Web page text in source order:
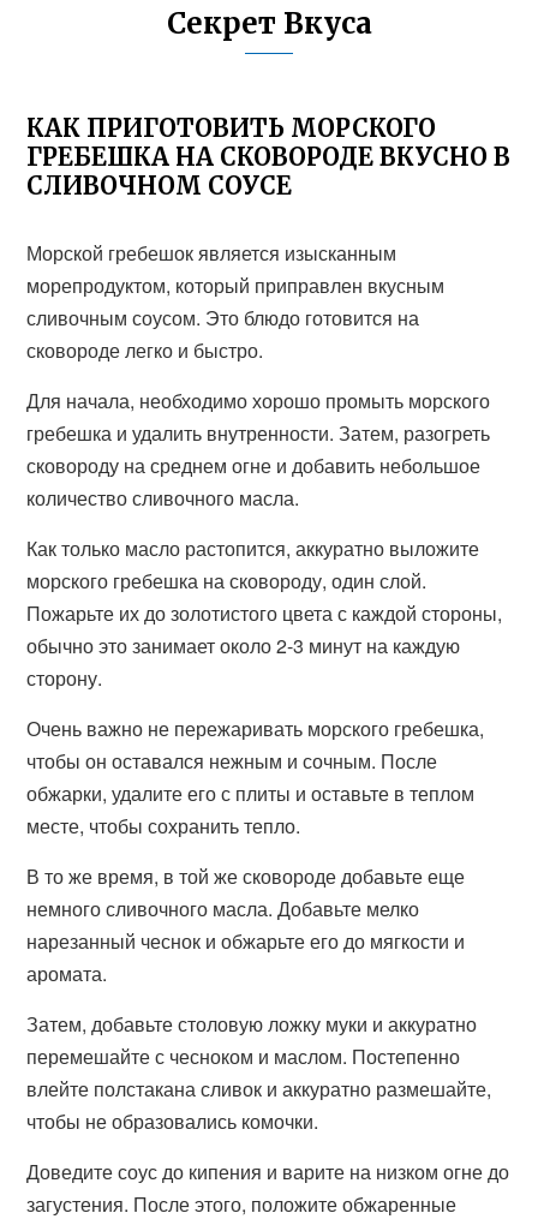
Секрет Вкуса
КАК ПРИГОТОВИТЬ МОРСКОГО
ГРЕБЕШКА НА СКОВОРОДЕ ВКУСНО В
СЛИВОЧНОМ СОУСЕ
Морской гребешок является изысканным
морепродуктом, который приправлен вкусным
сливочным соусом. Это блюдо готовится на
сковороде легко и быстро.
Для начала, необходимо хорошо промыть морского
гребешка и удалить внутренности. Затем, разогреть
сковороду на среднем огне и добавить небольшое
количество сливочного масла.
Как только масло растопится, аккуратно выложите
морского гребешка на сковороду, один слой.
Пожарьте их до золотистого цвета с каждой стороны,
обычно это занимает около 2-3 минут на каждую
сторону.
Очень важно не пережаривать морского гребешка,
чтобы он оставался нежным и сочным. После
обжарки, удалите его с плиты и оставьте в теплом
месте, чтобы сохранить тепло.
В то же время, в той же сковороде добавьте еще
немного сливочного масла. Добавьте мелко
нарезанный чеснок и обжарьте его до мягкости и
аромата.
Затем, добавьте столовую ложку муки и аккуратно
перемешайте с чесноком и маслом. Постепенно
влейте полстакана сливок и аккуратно размешайте,
чтобы не образовались комочки.
Доведите соус до кипения и варите на низком огне до
загустения. После этого, положите обжаренные